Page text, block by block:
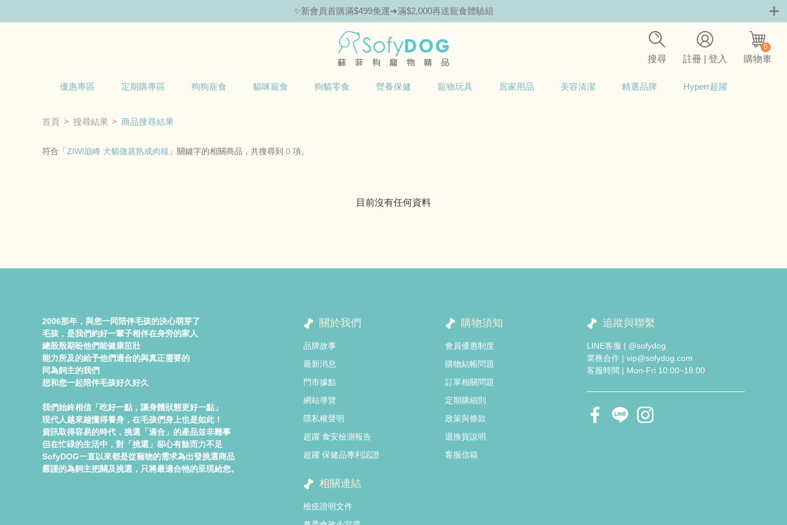
✨新會員首購滿$499免運➜滿$2,000再送寵食體驗組
搜尋 註冊 | 登入
0
購物車
優惠專區 定期購專區 狗狗寵食 貓咪寵食 狗貓零食 營養保健 寵物玩具 居家用品 美容清潔 精選品牌 Hyperr超躍
首頁 搜尋結果 商品搜尋結果
符合「 ZIWI巔峰 犬貓微蒸熟成肉糧 」關鍵字的相關商品，共搜尋到 0 項。
目前沒有任何資料
2006那年，與您一同陪伴毛孩的決心萌芽了
毛孩，是我們約好一輩子相伴在身旁的家人
總殷殷期盼他們能健康茁壯
能力所及的給予他們適合的與真正需要的
同為飼主的我們
想和您一起陪伴毛孩好久好久
我們始終相信「吃好一點，讓身體狀態更好一點」
現代人越來越懂得養身，在毛孩們身上也是如此！
資訊取得容易的時代，挑選「適合」的產品並非難事
但在忙碌的生活中，對「挑選」卻心有餘而力不足
SofyDOG一直以來都是從寵物的需求為出發挑選商品
嚴謹的為飼主把關及挑選，只將最適合牠的呈現給您。
關於我們
品牌故事
最新消息
門市據點
網站導覽
隱私權聲明
超躍 食安檢測報告
超躍 保健品專利認證
購物須知
會員優惠制度
購物結帳問題
訂單相關問題
定期購細則
政策與條款
退換貨說明
客服信箱
相關連結
檢疫證明文件
追蹤與聯繫
LINE客服 | @sofydog
業務合作 | vip@sofydog.com
客服時間 | Mon-Fri 10:00~18:00